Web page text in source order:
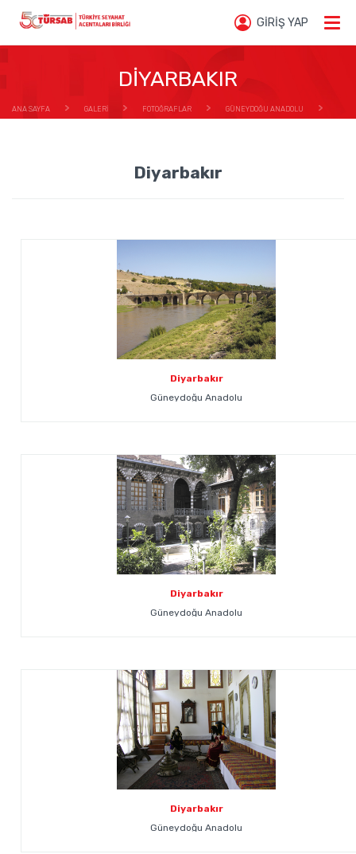
GİRİŞ YAP
DİYARBAKIR
ANA SAYFA GALERİ FOTOĞRAFLAR GÜNEYDOĞU ANADOLU
Diyarbakır
Diyarbakır
Güneydoğu Anadolu
Diyarbakır
Güneydoğu Anadolu
Diyarbakır
Güneydoğu Anadolu